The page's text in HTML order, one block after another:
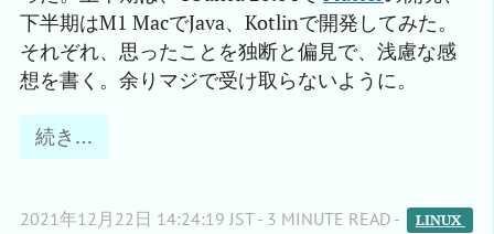
下半期はM1 MacでJava、Kotlinで開発してみた。
それぞれ、思ったことを独断と偏見で、浅慮な感
想を書く。余りマジで受け取らないように。
続き…
2021年12月22日 14:24:19 JST - 3 MINUTE READ - LINUX